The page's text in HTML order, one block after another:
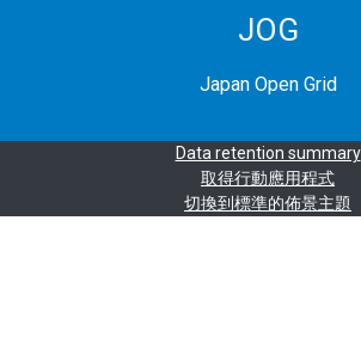
JOG
Japan Open Grid
Data retention summary
取得行動應用程式
切換到標準的佈景主題